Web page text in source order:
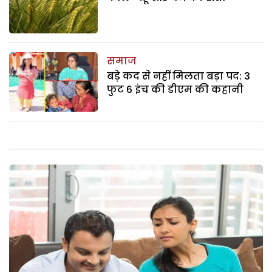
समाज
बड़े कद से नहीं मिलता बड़ा पद: 3
फुट 6 इंच की डीएम की कहानी